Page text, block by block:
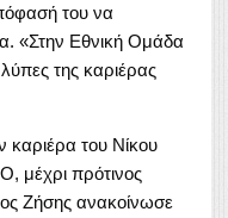
του να
«Στην Εθνική Ομάδα
της καριέρας
καριέρα του Νίκου
μέχρι πρότινος
Ζήσης ανακοίνωσε